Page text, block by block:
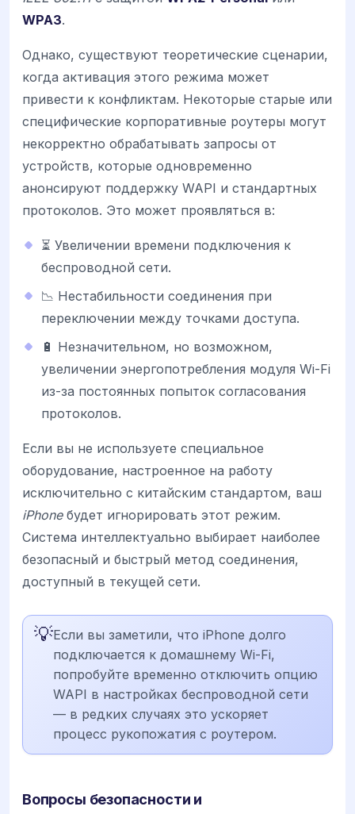
WPA3.
Однако, существуют теоретические сценарии,
когда активация этого режима может
привести к конфликтам. Некоторые старые или
специфические корпоративные роутеры могут
некорректно обрабатывать запросы от
устройств, которые одновременно
анонсируют поддержку WAPI и стандартных
протоколов. Это может проявляться в:
⏳ Увеличении времени подключения к
беспроводной сети.
📉 Нестабильности соединения при
переключении между точками доступа.
🔋 Незначительном, но возможном,
увеличении энергопотребления модуля Wi-Fi
из-за постоянных попыток согласования
протоколов.
Если вы не используете специальное
оборудование, настроенное на работу
исключительно с китайским стандартом, ваш
iPhoneбудет игнорировать этот режим.
Система интеллектуально выбирает наиболее
безопасный и быстрый метод соединения,
доступный в текущей сети.
💡Если вы заметили, что iPhone долго
подключается к домашнему Wi-Fi,
попробуйте временно отключить опцию
WAPI в настройках беспроводной сети
— в редких случаях это ускоряет
процесс рукопожатия с роутером.
Вопросы безопасности и